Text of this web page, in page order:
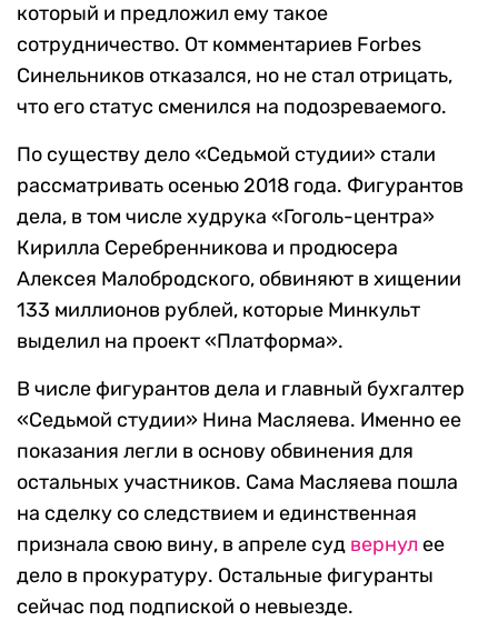
который и предложил ему такое
сотрудничество. От комментариев Forbes
Синельников отказался, но не стал отрицать,
что его статус сменился на подозреваемого.
По существу дело «Седьмой студии» стали
рассматривать осенью 2018 года. Фигурантов
дела, в том числе худрука «Гоголь-центра»
Кирилла Серебренникова и продюсера
Алексея Малобродского, обвиняют в хищении
133 миллионов рублей, которые Минкульт
выделил на проект «Платформа».
В числе фигурантов дела и главный бухгалтер
«Седьмой студии» Нина Масляева. Именно ее
показания легли в основу обвинения для
остальных участников. Сама Масляева пошла
на сделку со следствием и единственная
признала свою вину, в апреле суд вернул ее
дело в прокуратуру. Остальные фигуранты
сейчас под подпиской о невыезде.